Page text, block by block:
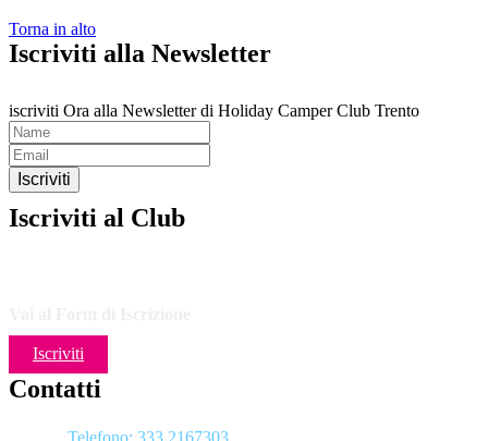
Torna in alto
Iscriviti alla Newsletter
iscriviti Ora alla Newsletter di Holiday Camper Club Trento
Iscriviti
Iscriviti al Club
Iscriviti
Contatti